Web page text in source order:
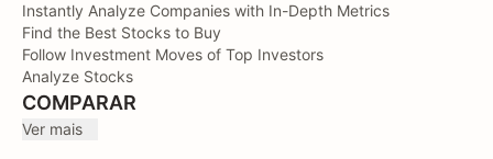
Instantly Analyze Companies with In-Depth Metrics
Find the Best Stocks to Buy
Follow Investment Moves of Top Investors
Analyze Stocks
COMPARAR
Ver mais